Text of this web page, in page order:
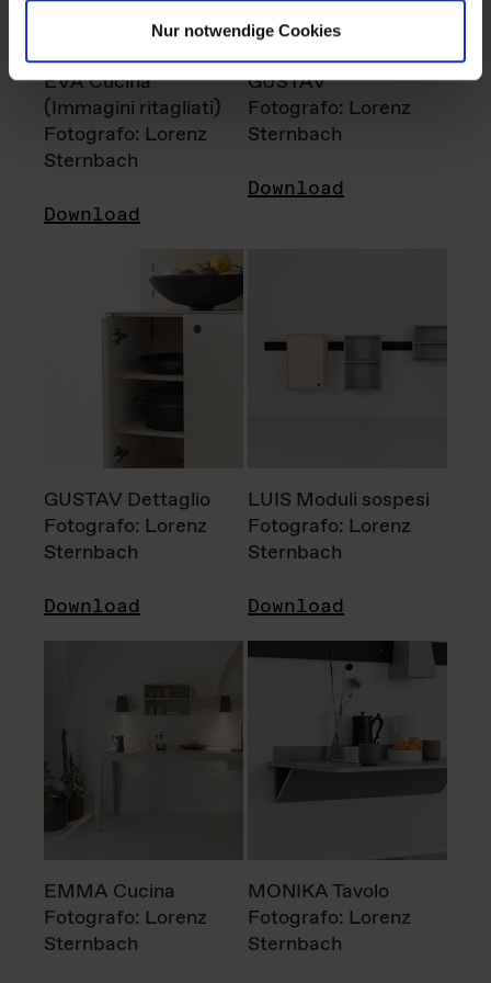
Nur notwendige Cookies
EVA Cucina
(Immagini ritagliati)
Fotografo: Lorenz
Sternbach
Download
GUSTAV
Fotografo: Lorenz
Sternbach
Download
GUSTAV Dettaglio
Fotografo: Lorenz
Sternbach
Download
LUIS Moduli sospesi
Fotografo: Lorenz
Sternbach
Download
EMMA Cucina
Fotografo: Lorenz
Sternbach
MONIKA Tavolo
Fotografo: Lorenz
Sternbach